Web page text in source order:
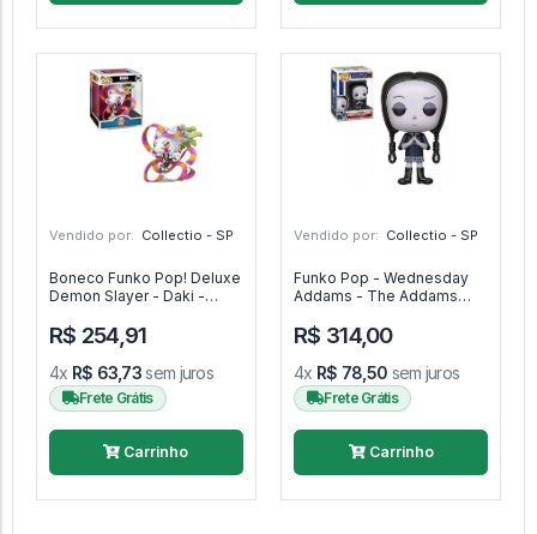
Vendido por: Collectio - SP
Boneco Funko Pop! Deluxe
Demon Slayer - Daki -
FUNKO POP #1841
R$ 254,91
4x R$ 63,73sem juros
Frete Grátis
Carrinho
Vendido por: Collectio - SP
Funko Pop - Wednesday
Addams - The Addams
POP #803
R$ 314,00
4x R$ 78,50 sem juros
Frete Grátis
Carrinho